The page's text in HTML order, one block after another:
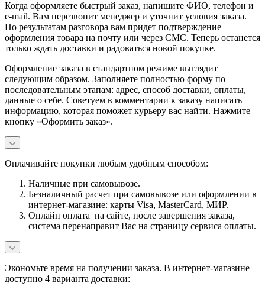
Когда оформляете быстрый заказ, напишите ФИО, телефон и
e-mail. Вам перезвонит менеджер и уточнит условия заказа.
По результатам разговора вам придет подтверждение
оформления товара на почту или через СМС. Теперь останется
только ждать доставки и радоваться новой покупке.
Оформление заказа в стандартном режиме выглядит
следующим образом. Заполняете полностью форму по
последовательным этапам: адрес, способ доставки, оплаты,
данные о себе. Советуем в комментарии к заказу написать
информацию, которая поможет курьеру вас найти. Нажмите
кнопку «Оформить заказ».
Оплачивайте покупки любым удобным способом:
Наличные при самовывозе.
Безналичный расчет при самовывозе или оформлении в
интернет-магазине: карты Visa, MasterCard, МИР.
Онлайн оплата на сайте, после завершения заказа,
система перенаправит Вас на страницу сервиса оплаты.
Экономьте время на получении заказа. В интернет-магазине
доступно 4 варианта доставки: